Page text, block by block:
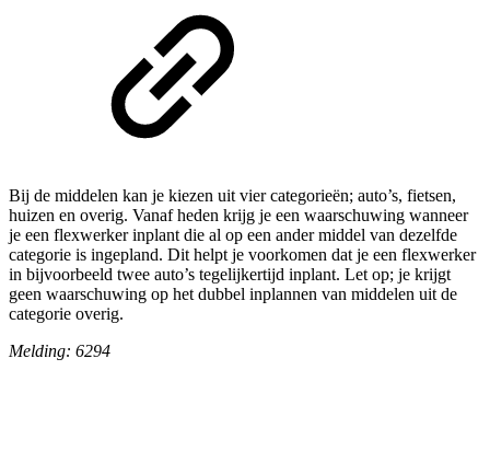
Bij de middelen kan je kiezen uit vier categorieën; auto’s, fietsen,
huizen en overig. Vanaf heden krijg je een waarschuwing wanneer
je een flexwerker inplant die al op een ander middel van dezelfde
categorie is ingepland. Dit helpt je voorkomen dat je een flexwerker
in bijvoorbeeld twee auto’s tegelijkertijd inplant. Let op; je krijgt
geen waarschuwing op het dubbel inplannen van middelen uit de
categorie overig.
Melding: 6294